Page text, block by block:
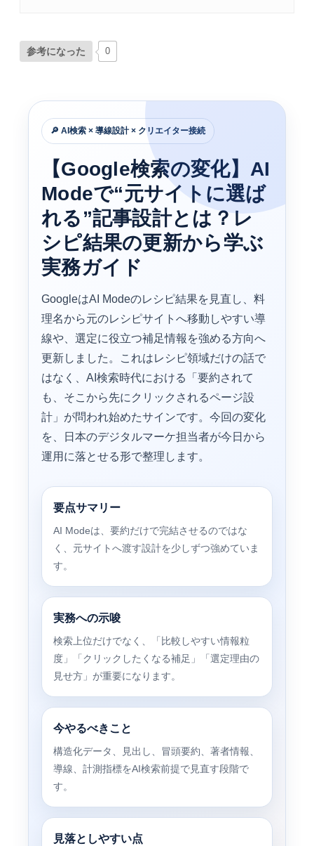
参考になった 0
🔎 AI検索 × 導線設計 × クリエイター接続
【Google検索の変化】AI
Modeで“元サイトに選ば
れる”記事設計とは？レ
シピ結果の更新から学ぶ
実務ガイド
GoogleはAI Modeのレシピ結果を見直し、料
理名から元のレシピサイトへ移動しやすい導
線や、選定に役立つ補足情報を強める方向へ
更新しました。これはレシピ領域だけの話で
はなく、AI検索時代における「要約されて
も、そこから先にクリックされるページ設
計」が問われ始めたサインです。今回の変化
を、日本のデジタルマーケ担当者が今日から
運用に落とせる形で整理します。
要点サマリー
AI Modeは、要約だけで完結させるのではな
く、元サイトへ渡す設計を少しずつ強めていま
す。
実務への示唆
検索上位だけでなく、「比較しやすい情報粒
度」「クリックしたくなる補足」「選定理由の
見せ方」が重要になります。
今やるべきこと
構造化データ、見出し、冒頭要約、著者情報、
導線、計測指標をAI検索前提で見直す段階で
す。
見落としやすい点